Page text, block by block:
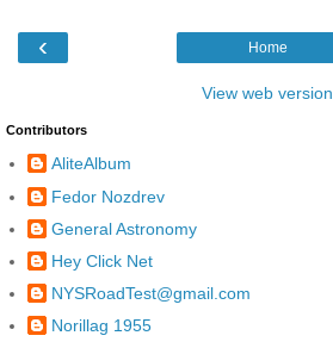
‹ Home
View web version
Contributors
AliteAlbum
Fedor Nozdrev
General Astronomy
Hey Click Net
NYSRoadTest@gmail.com
Norillag 1955